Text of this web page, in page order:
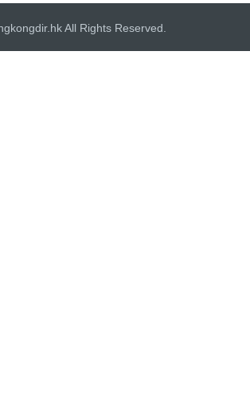
All Rights Reserved.